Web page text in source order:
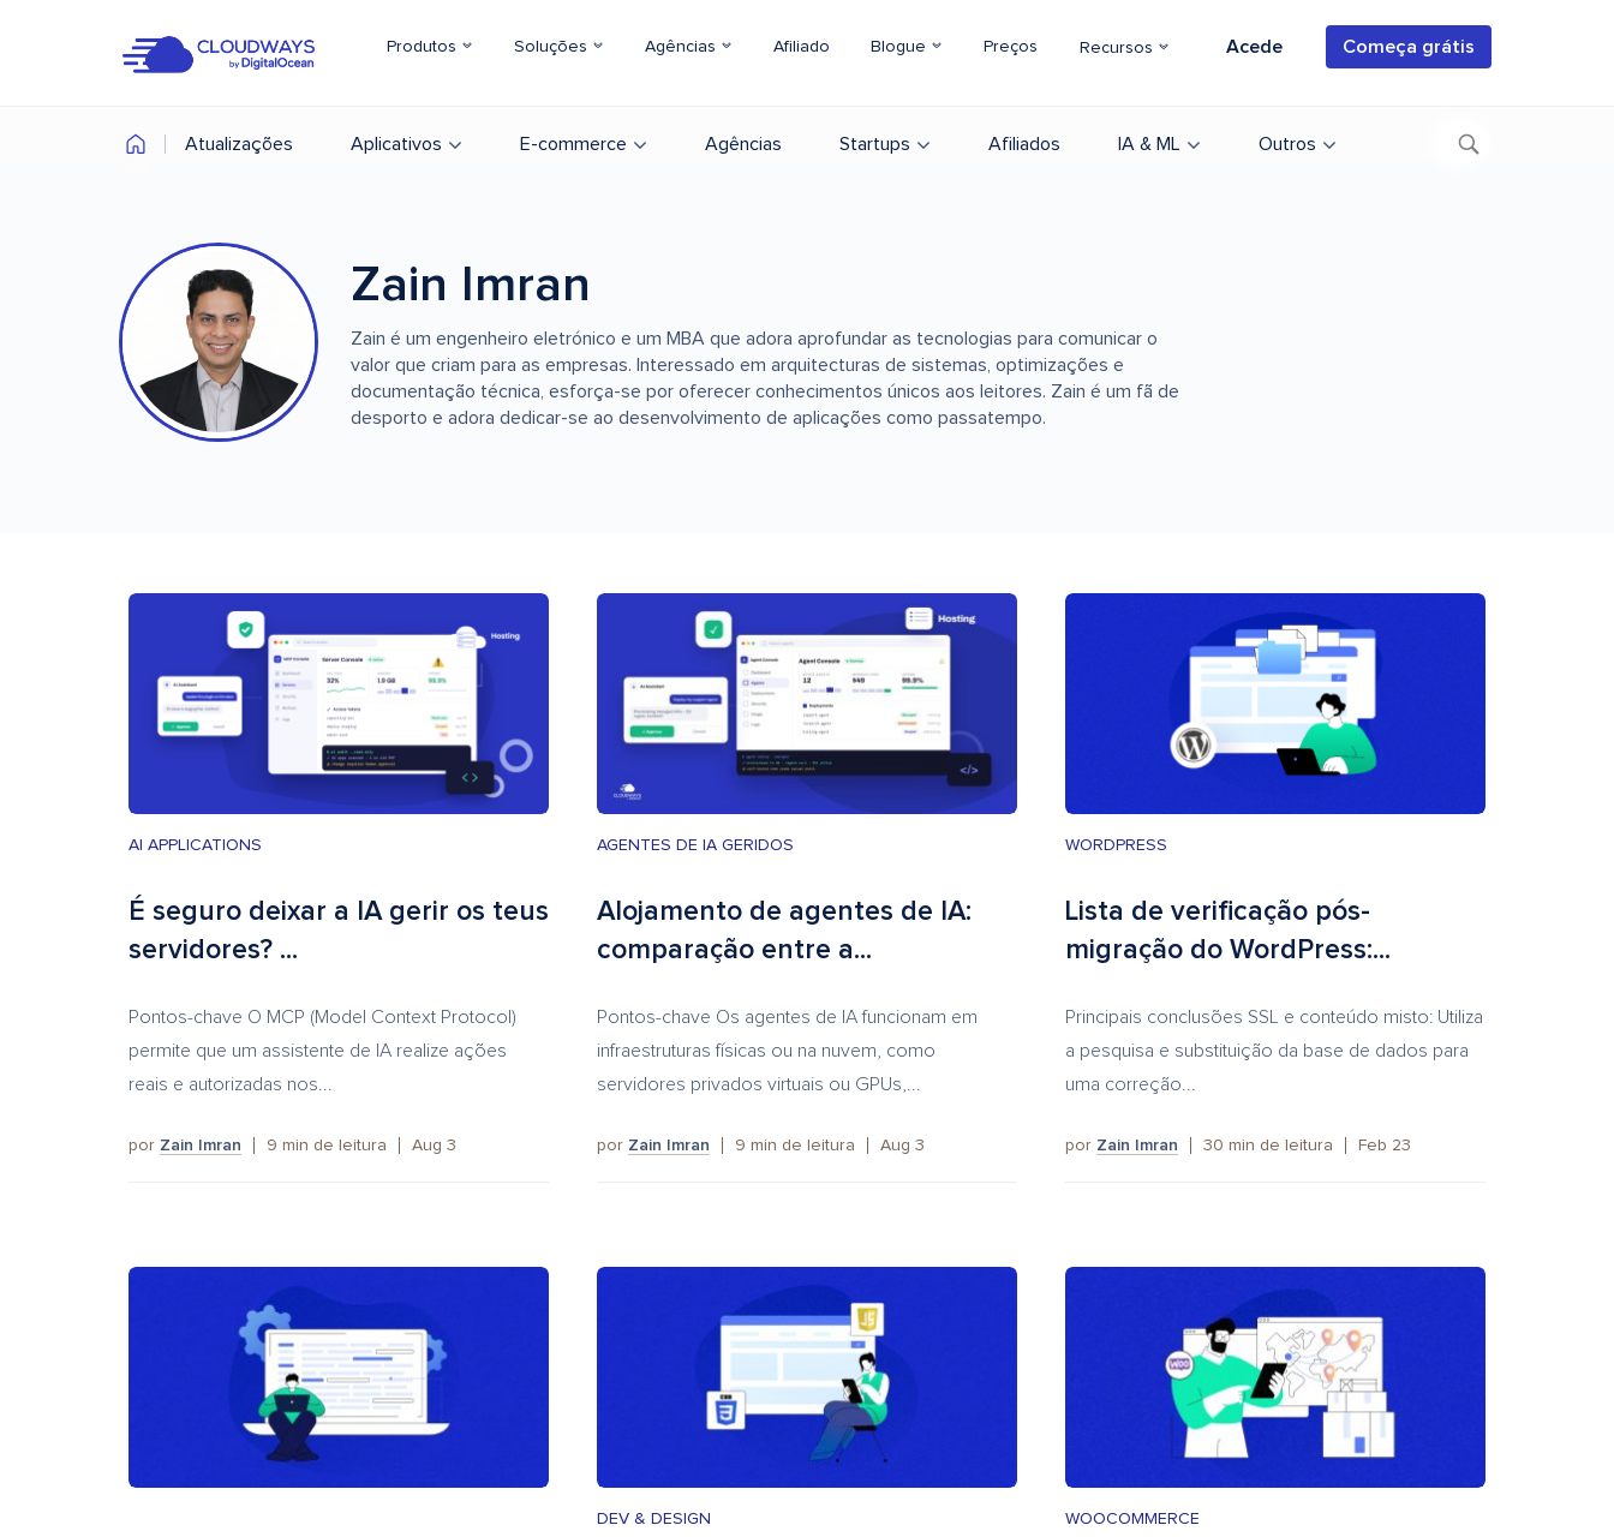
Produtos Soluções Agências Afiliado Blogue Preços Recursos Acede Começa grátis
Atualizações Aplicativos E-commerce Agências Startups Afiliados IA & ML Outros
Zain Imran
Zain é um engenheiro eletrónico e um MBA que adora aprofundar as tecnologias para comunicar o
valor que criam para as empresas. Interessado em arquitecturas de sistemas, optimizações e
documentação técnica, esforça-se por oferecer conhecimentos únicos aos leitores. Zain é um fã de
desporto e adora dedicar-se ao desenvolvimento de aplicações como passatempo.
AI APPLICATIONS
É seguro deixar a IA gerir os teus
servidores? ...
Pontos-chave O MCP (Model Context Protocol)
permite que um assistente de IA realize ações
reais e autorizadas nos...
por Zain Imran 9 min de leitura Aug 3
AGENTES DE IA GERIDOS
Alojamento de agentes de IA:
comparação entre a...
Pontos-chave Os agentes de IA funcionam em
infraestruturas físicas ou na nuvem, como
servidores privados virtuais ou GPUs,...
por Zain Imran 9 min de leitura Aug 3
WORDPRESS
Lista de verificação pós-
migração do WordPress:...
Principais conclusões SSL e conteúdo misto: Utiliza
a pesquisa e substituição da base de dados para
uma correção...
por Zain Imran 30 min de leitura Feb 23
DEV & DESIGN WOOCOMMERCE